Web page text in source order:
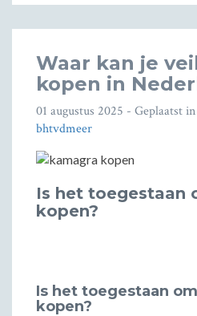
Waar kan je
kopen in
01 augustus 2025 - Geplaatst in
bhtvdmeer
Is het toegestaan
kopen?
Is het toegestaan
kopen?